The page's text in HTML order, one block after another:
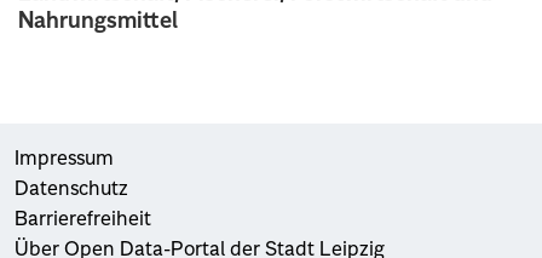
Nahrungsmittel
Impressum
Datenschutz
Barrierefreiheit
Über Open Data-Portal der Stadt Leipzig